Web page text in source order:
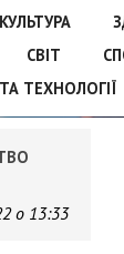
КУЛЬТУРА
СВІТ
ТЕХНОЛОГІЇ
о 13:33